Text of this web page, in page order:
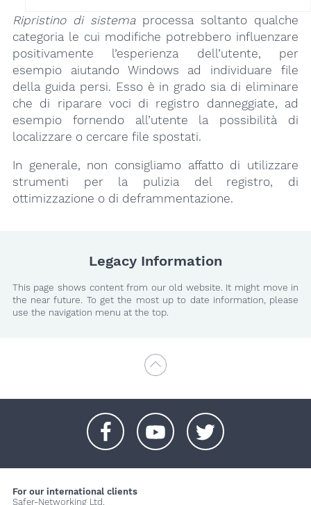
Ripristino di sistemaprocessa soltanto qualche
categoria le cui modifiche potrebbero influenzare
positivamente l’esperienza dell’utente, per
esempio aiutando Windows ad individuare file
della guida persi. Esso è in grado sia di eliminare
che di riparare voci di registro danneggiate, ad
esempio fornendo all’utente la possibilità di
localizzare o cercare file spostati.
In generale, non consigliamo affatto di utilizzare
strumenti per la pulizia del registro, di
ottimizzazione o di deframmentazione.
Legacy Information
This page shows content from our old website. It might move in
the near future. To get the most up to date information, please
use the navigation menu at the top.
For our international clients
Safer-Networking Ltd.